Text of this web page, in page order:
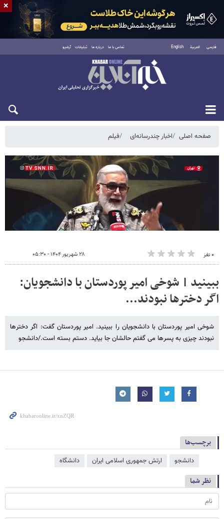
فارسی العربية English تماس با ما درباره ما تبلیغات آرشیو
یکشنبه ۱۸ مرداد ۱۴۰۵
صفحه اصلی اخبار چندرسانه‌ای فیلم
۰ نفر ۲۸ شهریور ۱۴۰۴ - ۰۵:۳۰
ببینید | شوخی امیر پوردستان با دانشجویان:
اگر دخترها نبودند...
شوخی امیر پوردستان با دانشجویان را ببینید. امیر پوردستان گفت: اگر دخترها
نبودند چیزی به پسرها می گفتم حالشان جا بیاید. دستم بسته است./دانشجو
برچسب‌ها
دانشجو ارتش جمهوری اسلامی ایران دانشگاه
نظر شما
×